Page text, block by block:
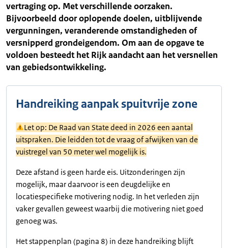
vertraging op. Met verschillende oorzaken.
Bijvoorbeeld door oplopende doelen, uitblijvende
vergunningen, veranderende omstandigheden of
versnipperd grondeigendom. Om aan de opgave te
voldoen besteedt het Rijk aandacht aan het versnellen
van gebiedsontwikkeling.
Handreiking aanpak spuitvrije zone
Let op: De Raad van State deed in 2026 een aantal
uitspraken. Die leidden tot de vraag of afwijken van de
vuistregel van 50 meter wel mogelijk is.
Deze afstand is geen harde eis. Uitzonderingen zijn
mogelijk, maar daarvoor is een deugdelijke en
locatiespecifieke motivering nodig. In het verleden zijn
vaker gevallen geweest waarbij die motivering niet goed
genoeg was.
Het stappenplan (pagina 8) in deze handreiking blijft